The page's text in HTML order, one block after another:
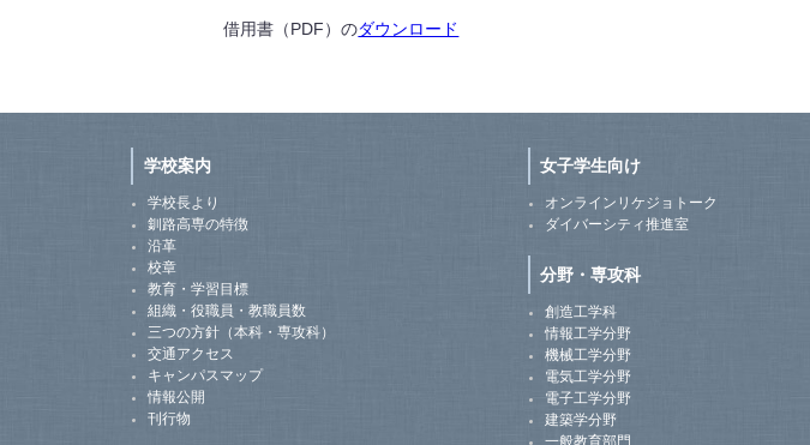
借用書（PDF）のダウンロード
学校案内
学校長より
釧路高専の特徴
沿革
校章
教育・学習目標
組織・役職員・教職員数
三つの方針（本科・専攻科）
交通アクセス
キャンパスマップ
情報公開
刊行物
女子学生向け
オンラインリケジョトーク
ダイバーシティ推進室
分野・専攻科
創造工学科
情報工学分野
機械工学分野
電気工学分野
電子工学分野
建築学分野
一般教育部門